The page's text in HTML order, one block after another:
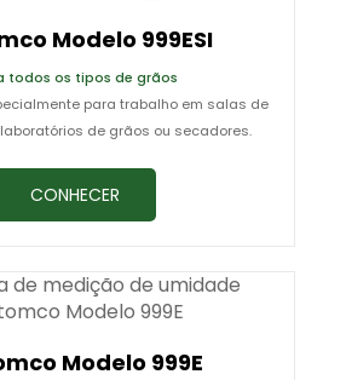
Modelo 999ESI
todos os tipos de grãos
para trabalho em salas de
de grãos ou secadores.
CONHECER
Modelo 999E